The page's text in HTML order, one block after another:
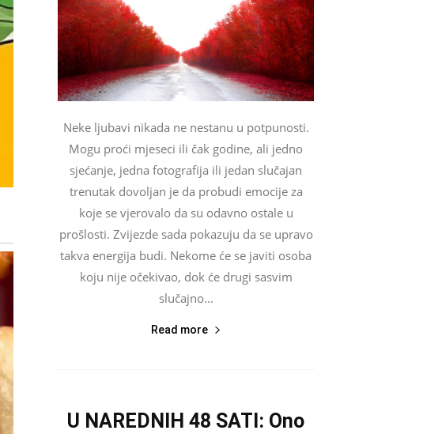
Neke ljubavi nikada ne nestanu u potpunosti.
Mogu proći mjeseci ili čak godine, ali jedno
sjećanje, jedna fotografija ili jedan slučajan
trenutak dovoljan je da probudi emocije za
koje se vjerovalo da su odavno ostale u
prošlosti. Zvijezde sada pokazuju da se upravo
takva energija budi. Nekome će se javiti osoba
koju nije očekivao, dok će drugi sasvim
slučajno...
Read more
U NAREDNIH 48 SATI: Ono